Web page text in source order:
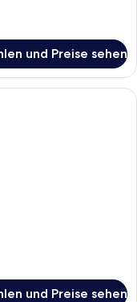
und Preise sehen
(Bunk Beds Only) |
und Preise sehen